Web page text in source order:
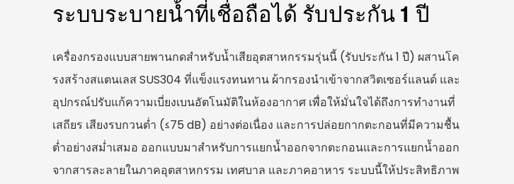
ระบบระบายน้ำที่เชื่อถือได้ รับประกัน 1 ปี
เครื่องกรองแบบสายพานกดสำหรับน้ำเสียอุตสาหกรรมรุ่นนี้ (รับประกัน 1 ปี) ผสานโค
รงสร้างสแตนเลส SUS304 ที่แข็งแรงทนทาน ผ้ากรองนำเข้าจากสวิตเซอร์แลนด์ และ
อุปกรณ์ปรับแก้ความเบี่ยงเบนอัตโนมัติในห้องอากาศ เพื่อให้มั่นใจได้ถึงการทำงานที่
เสถียร เสียงรบกวนต่ำ (≤75 dB) อย่างต่อเนื่อง และการปล่อยกากตะกอนที่มีความชื้น
ต่ำอย่างสม่ำเสมอ ออกแบบมาสำหรับการแยกน้ำออกจากตะกอนและการแยกน้ำออก
จากสารละลายในภาคอุตสาหกรรม เทศบาล และภาคอาหาร ระบบนี้ให้ประสิทธิภาพ